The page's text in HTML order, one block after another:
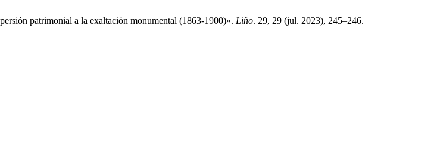
patrimonial a la exaltación monumental (1863-1900)». Liño. 29, 29 (jul. 2023), 245–246.